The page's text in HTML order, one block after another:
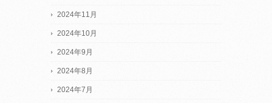
2024年11月
2024年10月
2024年9月
2024年8月
2024年7月